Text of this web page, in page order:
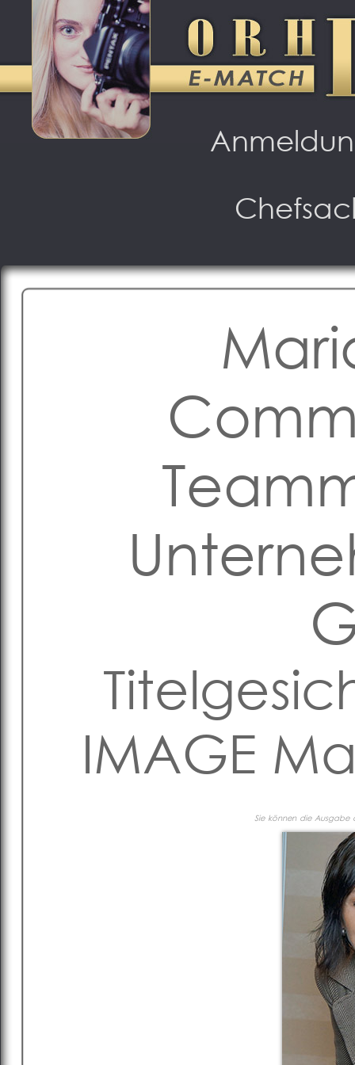
IMAGE
Sie können die Ausgabe